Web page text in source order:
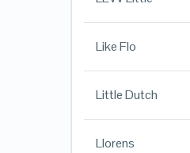
Like Flo
Little Dutch
Llorens